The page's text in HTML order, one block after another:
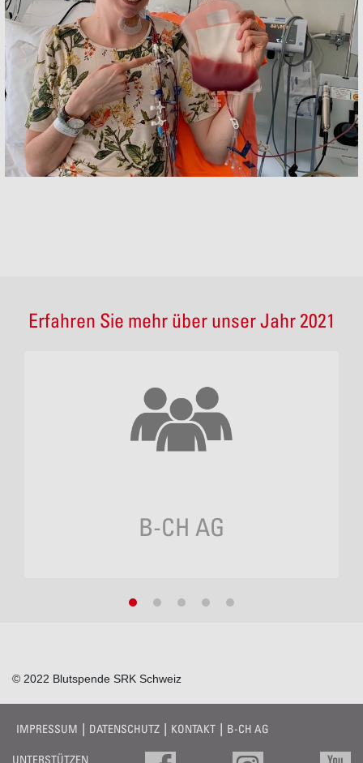
Erfahren Sie mehr über unser Jahr 2021
B-CH AG
© 2022 Blutspende SRK Schweiz
IMPRESSUM DATENSCHUTZ KONTAKT B-CH AG
UNTERSTÜTZEN